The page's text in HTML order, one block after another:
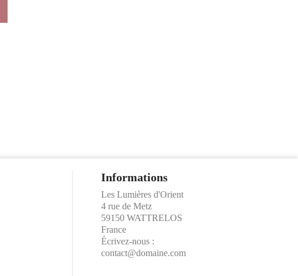
Informations
Les Lumières d'Orient
4 rue de Metz
59150 WATTRELOS
France
Écrivez-nous :
contact@domaine.com